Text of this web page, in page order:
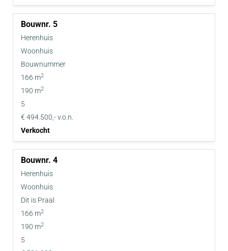
5
Herenhuis
Woonhuis
Bouwnummer
166 m2
190 m2
5
€ 494.500,- v.o.n.
Verkocht
4
Herenhuis
Woonhuis
Dit is Praal
166 m2
190 m2
5